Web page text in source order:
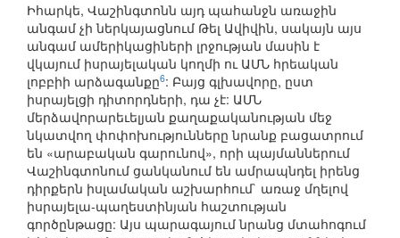
Իհարկե, Վաշինգտոնն այդ պահանջն առաջին
անգամ չի ներկայացնում Թել Ավիվին, սակայն այս
անգամ ամերիկացիների լրջության մասին է
վկայում իսրայելական կողմի ու ԱՄՆ հրեական
լոբբիի արձագանքը6: Բայց գլխավորը, ըստ
իսրայելցի դիտորդների, դա չէ: ԱՄՆ
մերձավորարեւելյան քաղաքականության մեջ
նկատվող փոփոխությունները նրանք բացատրում
են «արաբական գարունով», որի պայմաններում
Վաշինգտոնում ցանկանում են ամրապնդել իրենց
դիրքերն իսլամական աշխարհում` առաջ մղելով
իսրայելա-պաղեստինյան հաշտության
գործընթացը: Այս պարագայում նրանց մտահոգում